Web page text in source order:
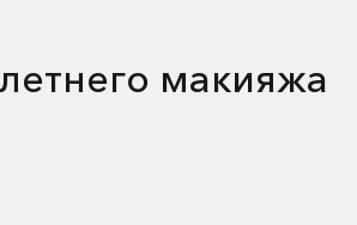
макияжа